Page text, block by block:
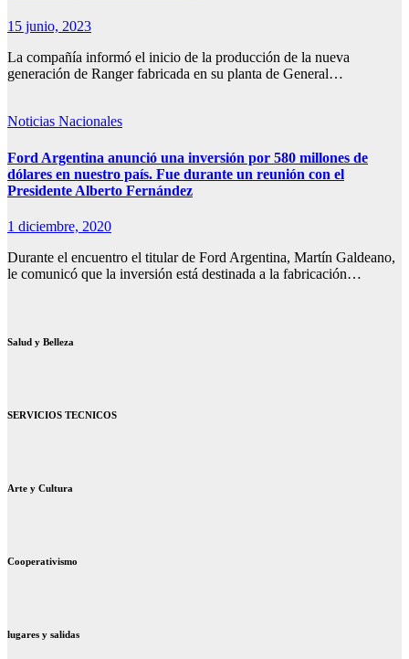
15 junio, 2023
La compañía informó el inicio de la producción de la nueva
generación de Ranger fabricada en su planta de General…
Noticias Nacionales
Ford Argentina anunció una inversión por 580 millones de
dólares en nuestro país. Fue durante un reunión con el
Presidente Alberto Fernández
1 diciembre, 2020
Durante el encuentro el titular de Ford Argentina, Martín Galdeano,
le comunicó que la inversión está destinada a la fabricación…
Salud y Belleza
SERVICIOS TECNICOS
Arte y Cultura
Cooperativismo
lugares y salidas